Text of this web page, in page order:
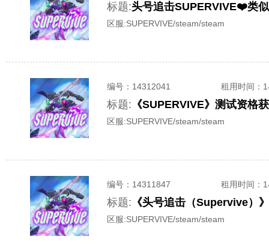
标题:
区服:SUPERVIVE/steam/steam
编号： 14312041 租用时间 ：
标题: 《SUPERVIVE》测试资格
区服:SUPERVIVE/steam/steam
编号： 14311847 租用时间 ：
标题: 《头号追击（Supervive）
区服:SUPERVIVE/steam/steam